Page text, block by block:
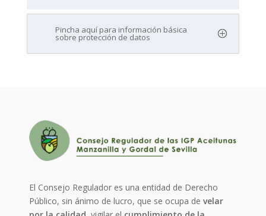
Pincha aquí para información básica
sobre protección de datos
El Consejo Regulador es una entidad de Derecho
Público, sin ánimo de lucro, que se ocupa develar